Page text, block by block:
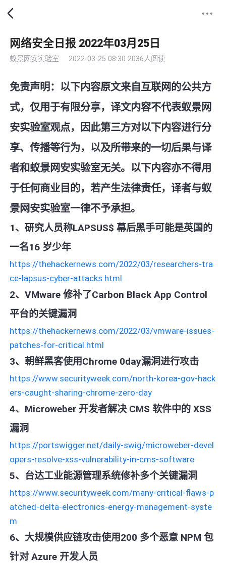
网络安全日报 2022年03月25日
蚁景网安实验室 2022-03-25 08:30 2036人阅读
免责声明：以下内容原文来自互联网的公共方
式，仅用于有限分享，译文内容不代表蚁景网
安实验室观点，因此第三方对以下内容进行分
享、传播等行为，以及所带来的一切后果与译
者和蚁景网安实验室无关。以下内容亦不得用
于任何商业目的，若产生法律责任，译者与蚁
景网安实验室一律不予承担。
1、研究人员称LAPSUS$ 幕后黑手可能是英国的
一名16 岁少年
https://thehackernews.com/2022/03/researchers-tra
ce-lapsus-cyber-attacks.html
2、VMware 修补了Carbon Black App Control
平台的关键漏洞
https://thehackernews.com/2022/03/vmware-issues-
patches-for-critical.html
3、朝鲜黑客使用Chrome 0day漏洞进行攻击
https://www.securityweek.com/north-korea-gov-hack
ers-caught-sharing-chrome-zero-day
4、Microweber 开发者解决 CMS 软件中的 XSS
漏洞
https://portswigger.net/daily-swig/microweber-devel
opers-resolve-xss-vulnerability-in-cms-software
5、台达工业能源管理系统修补多个关键漏洞
https://www.securityweek.com/many-critical-flaws-p
atched-delta-electronics-energy-management-syste
m
6、大规模供应链攻击使用200 多个恶意 NPM 包
针对 Azure 开发人员